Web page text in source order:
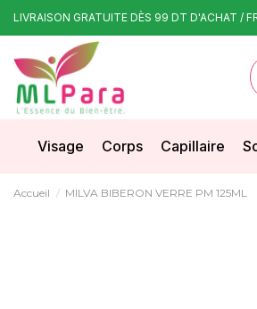
LIVRAISON GRATUITE DÈS 99 DT D'ACHAT /
Visage Corps Capillaire
Accueil MILVA BIBERON VERRE PM 125ML